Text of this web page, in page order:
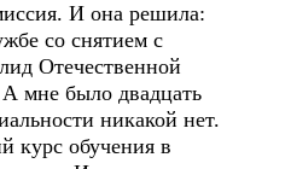
И она решила:
со снятием с
Отечественной
мне было двадцать
никакой нет.
курс обучения в